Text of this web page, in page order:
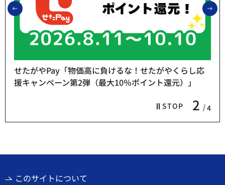
前のスライドを表示
STOP 2 4
せたがやPay「物価高に負けるな！せたがやくらし応
援キャンペーン第2弾（最大10％ポイント還元）」
このサイトについて